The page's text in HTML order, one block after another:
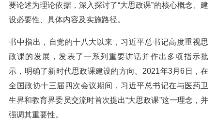
要论述为理论依据，深入探讨了“大思政课”的核心概念、建
设必要性、具体内容及实施路径。
书中指出，自党的十八大以来，习近平总书记高度重视思
政课的发展，发表了一系列重要讲话并作出多项指示批
示，明确了新时代思政课建设的方向。2021年3月6日，在
全国政协十三届四次会议期间，习近平总书记在与医药卫
生界和教育界委员交流时首次提出“大思政课”这一理念，并
强调其重要性。